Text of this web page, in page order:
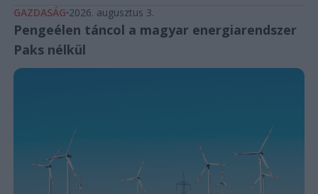
GAZDASÁG 2026. augusztus 3.
Pengeélen táncol a magyar energiarendszer
Paks nélkül